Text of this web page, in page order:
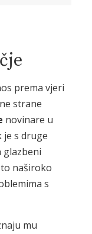
prema vjeri
strane
novinare u
je s druge
glazbeni
naširoko
s
mu